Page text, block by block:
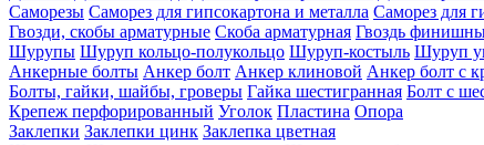
Саморезы Саморез для гипсокартона и металла Саморез для
Гвозди, скобы арматурные Скоба арматурная Гвоздь
Шурупы Шуруп кольцо-полукольцо Шуруп-костыль Шуруп
Анкерные болты Анкер болт Анкер клиновой Анкер болт с
Болты, гайки, шайбы, гроверы Гайка шестигранная Болт c
Крепеж перфорированный Уголок Пластина Опора
Заклепки Заклепки цинк Заклепка цветная